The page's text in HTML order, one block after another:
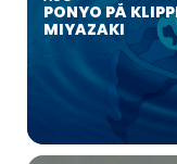
PONYO PÅ
MIYAZAKI